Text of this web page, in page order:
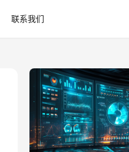
联系我们